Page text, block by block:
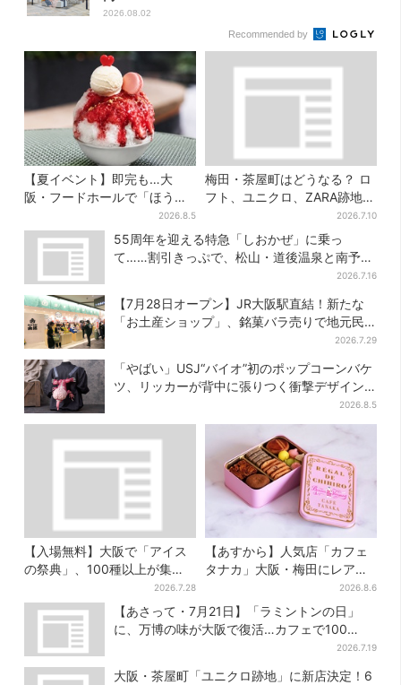
2026.08.02
Recommended by
【夏イベント】即完も…大
阪・フードホールで「ほうせ
き箱」の“限定かき氷”が復
活！一夜限りの盆踊りも
2026.8.5
梅田・茶屋町はどうなる？ ロ
フト、ユニクロ、ZARA跡地に
新店続々…再開発も予定2026.7.10
55周年を迎える特急「しおかぜ」に乗っ
て……割引きっぷで、松山・道後温泉と南予を
2026.7.16
【7月28日オープン】JR大阪駅直結！新たな
「お土産ショップ」、銘菓バラ売りで地元民
2026.7.29
「やばい」USJ“バイオ”初のポップコーンバケ
ツ、リッカーが背中に張りつく衝撃デザイン
2026.8.5
【入場無料】大阪で「アイス
の祭典」、100種以上が集
結！グッズ＆タダ券が当たる
巨大ガチャも
2026.7.28
【あすから】人気店「カフェ
タナカ」大阪・梅田にレア商
品集結…本店人気パン＆限定
クッキー缶も！ 7日間の夏イ
ベント
2026.8.6
【あさって・7月21日】「ラミントンの日」
に、万博の味が大阪で復活…カフェで100
2026.7.19
大阪・茶屋町「ユニクロ跡地」に新店決定！6